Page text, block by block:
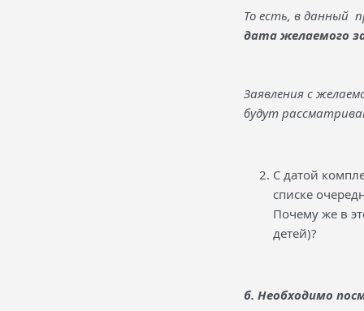
То есть, в данный
дата желаемого
Заявления с
будут
С датой
списке
Почему же в
детей)?
б. Необходимо